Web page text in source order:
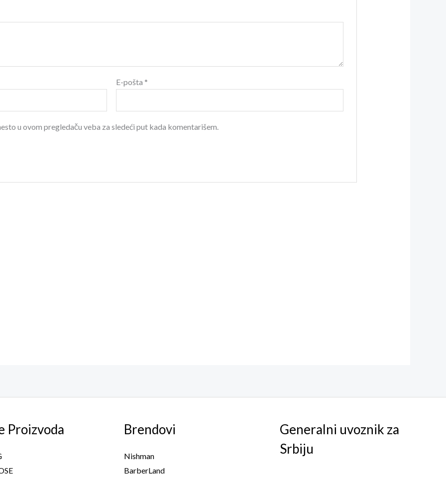
E-pošta *
u ovom pregledaču veba za sledeći put kada komentarišem.
Proizvoda Brendovi
Nishman
BarberLand
Generalni uvoznik za
Srbiju